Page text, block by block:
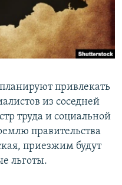
привлекать
из соседней
труда и социальной
правительства
приезжим будут
льготы.